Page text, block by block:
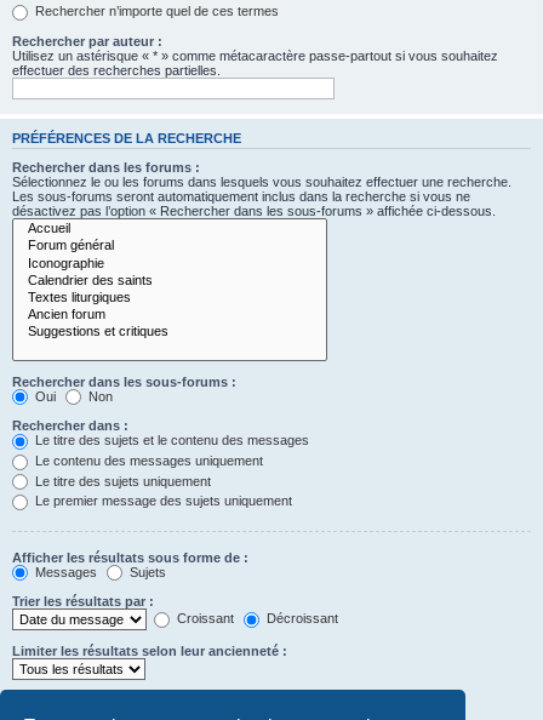
Rechercher n’importe quel de ces termes
Rechercher par auteur :
Utilisez un astérisque « * » comme métacaractère passe-partout si vous souhaitez
effectuer des recherches partielles.
PRÉFÉRENCES DE LA RECHERCHE
Rechercher dans les forums :
Sélectionnez le ou les forums dans lesquels vous souhaitez effectuer une recherche.
Les sous-forums seront automatiquement inclus dans la recherche si vous ne
désactivez pas l’option « Rechercher dans les sous-forums » affichée ci-dessous.
Rechercher dans les sous-forums :
Oui
Non
Rechercher dans :
Le titre des sujets et le contenu des messages
Le contenu des messages uniquement
Le titre des sujets uniquement
Le premier message des sujets uniquement
Afficher les résultats sous forme de :
Messages
Sujets
Trier les résultats par :
Croissant
Décroissant
Limiter les résultats selon leur ancienneté :